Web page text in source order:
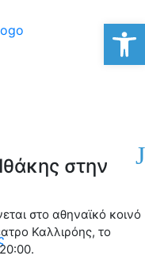
στην
στο αθηναϊκό κοινό
Καλλιρόης, το